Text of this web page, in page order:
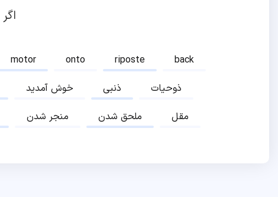
motor onto riposte
back
خوش آمدید ذنبی
ذوحیات
منجر شدن ملحق شدن مقل